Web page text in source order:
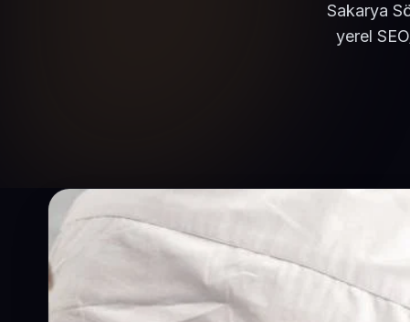
Sakarya
yerel